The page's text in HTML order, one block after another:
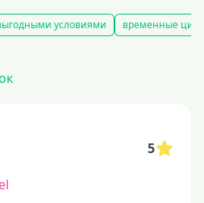
условиями временные
5